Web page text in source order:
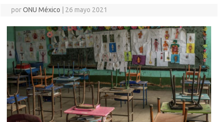
porONU México 26 mayo 2021